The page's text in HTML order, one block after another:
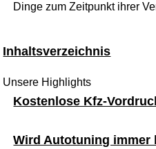
Dinge zum Zeitpunkt ihrer
Inhaltsverzeichnis
Unsere Highlights
Kostenlose Kfz-
Wird Autotuning immer